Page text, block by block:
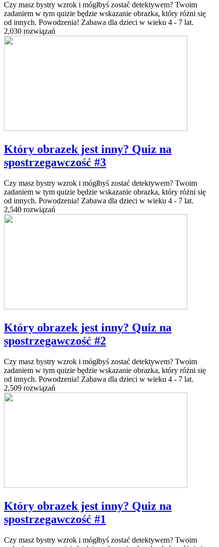
Czy masz bystry wzrok i mógłbyś zostać detektywem? Twoim
zadaniem w tym quizie będzie wskazanie obrazka, który różni się
od innych. Powodzenia! Zabawa dla dzieci w wieku 4 - 7 lat.
2,030 rozwiązań
Który obrazek jest inny? Quiz na
spostrzegawczość #3
Czy masz bystry wzrok i mógłbyś zostać detektywem? Twoim
zadaniem w tym quizie będzie wskazanie obrazka, który różni się
od innych. Powodzenia! Zabawa dla dzieci w wieku 4 - 7 lat.
2,540 rozwiązań
Który obrazek jest inny? Quiz na
spostrzegawczość #2
Czy masz bystry wzrok i mógłbyś zostać detektywem? Twoim
zadaniem w tym quizie będzie wskazanie obrazka, który różni się
od innych. Powodzenia! Zabawa dla dzieci w wieku 4 - 7 lat.
2,509 rozwiązań
Który obrazek jest inny? Quiz na
spostrzegawczość #1
Czy masz bystry wzrok i mógłbyś zostać detektywem? Twoim